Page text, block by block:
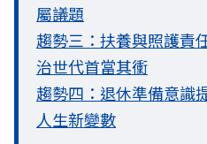
屬議題
趨勢三：扶養與照護責
治世代首當其衝
趨勢四：退休準備意識
人生新變數